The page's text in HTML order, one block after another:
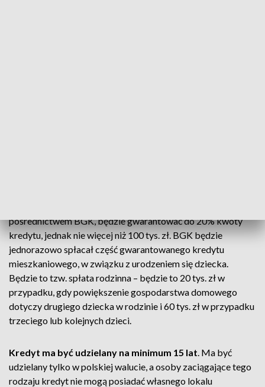
pośrednictwem BGK, będzie gwarantować do 20% kwoty
kredytu, jednak nie więcej niż 100 tys. zł. BGK będzie
jednorazowo spłacał część gwarantowanego kredytu
mieszkaniowego, w związku z urodzeniem się dziecka.
Będzie to tzw. spłata rodzinna – będzie to 20 tys. zł w
przypadku, gdy powiększenie gospodarstwa domowego
dotyczy drugiego dziecka w rodzinie i 60 tys. zł w przypadku
trzeciego lub kolejnych dzieci.
Kredyt ma być udzielany na minimum 15 lat. Ma być
udzielany tylko w polskiej walucie, a osoby zaciągające tego
rodzaju kredyt nie mogą posiadać własnego lokalu